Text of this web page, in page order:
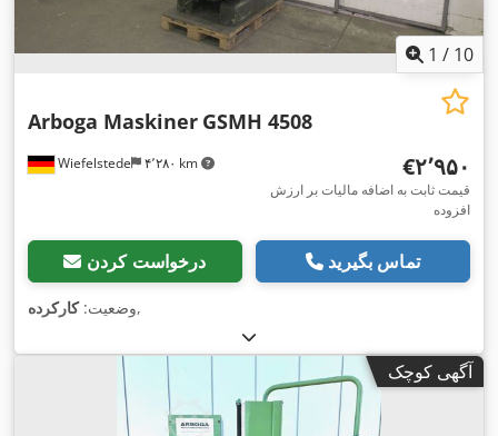
1 / 10
Wiefelstede ۴٬۲۸۰ km
Arboga Maskiner GSMH 4508
‎€۲٬۹۵۰
قیمت ثابت به اضافه مالیات بر ارزش
افزوده
درخواست کردن تماس بگیرید
وضعیت:کارکرده ,
آگهی کوچک